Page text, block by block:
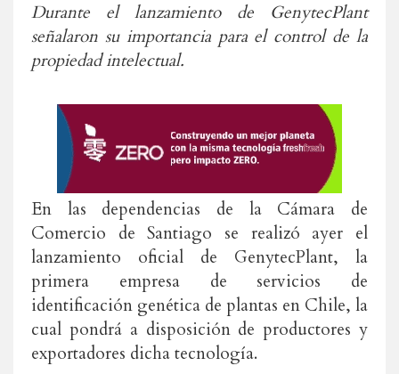
Durante el lanzamiento de GenytecPlant
señalaron su importancia para el control de la
propiedad intelectual.
En las dependencias de la Cámara de
Comercio de Santiago se realizó ayer el
lanzamiento oficial de GenytecPlant, la
primera empresa de servicios de
identificación genética de plantas en Chile, la
cual pondrá a disposición de productores y
exportadores dicha tecnología.